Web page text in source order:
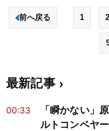
前へ戻る 1 2
最新記事
00:33
「瞬かない」
ルトコンベヤ